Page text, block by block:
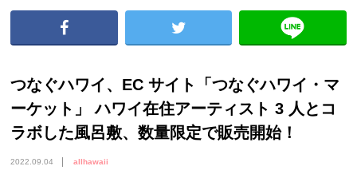
つなぐハワイ、EC サイト「つなぐハワイ・マ
ーケット」 ハワイ在住アーティスト 3 人とコ
ラボした風呂敷、数量限定で販売開始！
2022.09.04 allhawaii